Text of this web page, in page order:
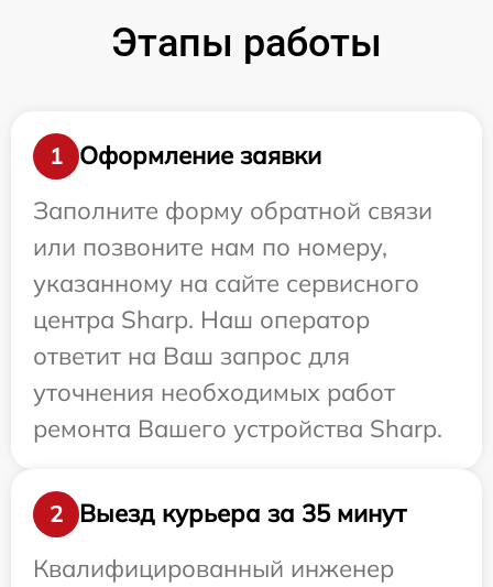
Этапы работы
1
Оформление заявки
Заполните форму обратной связи
или позвоните нам по номеру,
указанному на сайте сервисного
центра Sharp. Наш оператор
ответит на Ваш запрос для
уточнения необходимых работ
ремонта Вашего устройства Sharp.
2
Выезд курьера за 35 минут
Квалифицированный инженер